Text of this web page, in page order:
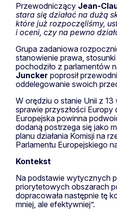
Przewodniczący Jean-
stara się działać na dużą
które już rozpoczęliśmy,
i oceni, czy na pewno
Grupa zadaniowa
stanowienie prawa,
pochodziło z parlamentów
Juncker poprosił
oddelegowanie swoich
W orędziu o stanie Unii z
sprawie przyszłości
Europejska powinna
dodaną postrzega się jako
planu działania Komisji na
Parlamentu Europejskiego
Kontekst
Na podstawie wytycznych
priorytetowych obszarach
dopracowała następnie tę
mniej, ale efektywniej”.